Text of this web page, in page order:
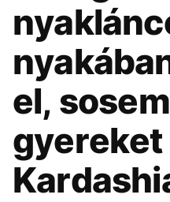
ÉLETMÓD
BESZÉLGETÉSEK
VIDEÓ
GASZTRO
el,
gyereket